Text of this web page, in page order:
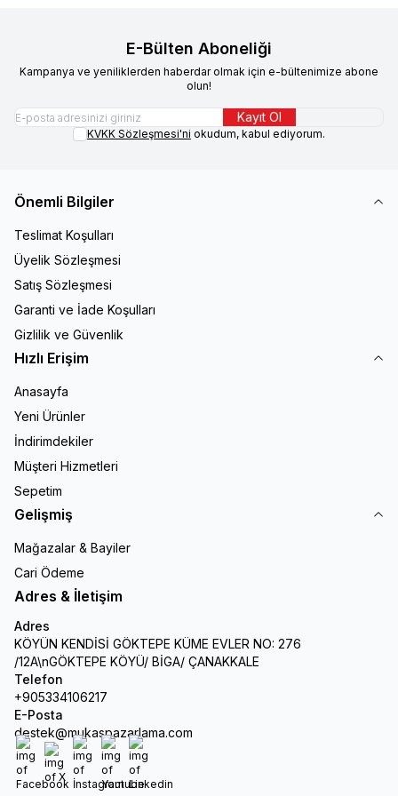
E-Bülten Aboneliği
Kampanya ve yeniliklerden haberdar olmak için e-bültenimize abone
olun!
Kayıt Ol
KVKK Sözleşmesi'ni okudum, kabul ediyorum.
Önemli Bilgiler
Teslimat Koşulları
Üyelik Sözleşmesi
Satış Sözleşmesi
Garanti ve İade Koşulları
Gizlilik ve Güvenlik
Hızlı Erişim
Anasayfa
Yeni Ürünler
İndirimdekiler
Müşteri Hizmetleri
Sepetim
Gelişmiş
Mağazalar & Bayiler
Cari Ödeme
Adres & İletişim
Adres
KÖYÜN KENDİSİ GÖKTEPE KÜME EVLER NO: 276
/12A\nGÖKTEPE KÖYÜ/ BİGA/ ÇANAKKALE
Telefon
+905334106217
E-Posta
destek@mukaspazarlama.com
Facebook
X İnstagram
Youtube